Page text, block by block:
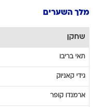
מלך השערים
שחקן
תאי בריבו
גידי קאניוק
ארמנדו קופר